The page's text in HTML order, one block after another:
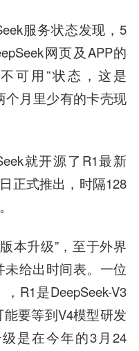
服务状态发现，5
网页及APP的
可用”状态，这是
个月 里少有的卡壳现
就开源了R1最新
正式推出 ，时隔128
本升级”，至于外界
未给出时间表。一位
R1是DeepSeek-V3
要等到V4模型研发
是在今年的3月24